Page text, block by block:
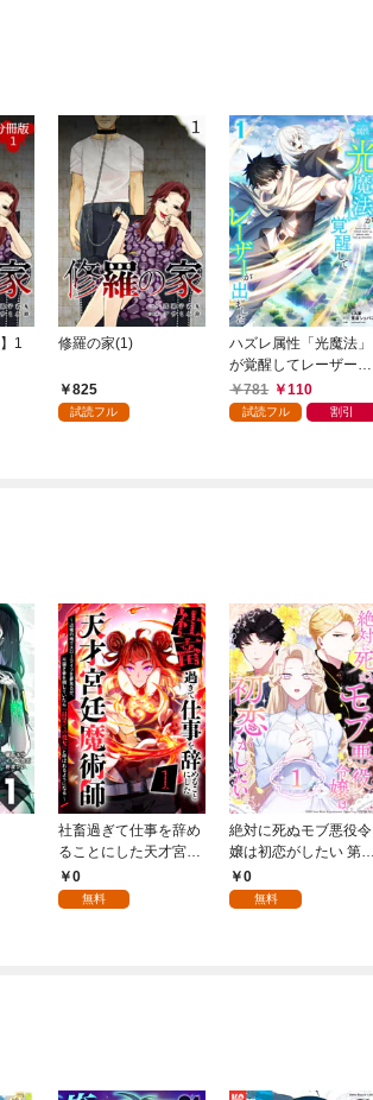
1 修羅の家(1)
825
試読フル
ハズレ属性「光魔法」
が覚醒してレーザーが
出ました【単行本版】
1巻
781 110
試読フル 割引
社畜過ぎて仕事を辞め
ることにした天才宮廷
魔術師～辺境の地でス
ローライフを夢見る
0
無料
絶対に死ぬモブ悪役令
嬢は初恋がしたい 第1
話0
無料